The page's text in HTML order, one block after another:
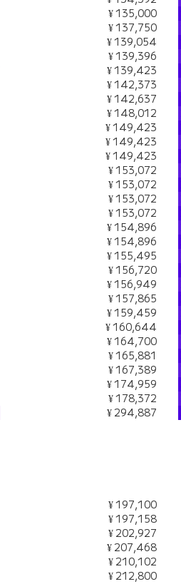
¥ 135,000
¥ 137,750
¥ 139,054
¥ 139,396
¥ 139,423
¥ 142,373
¥ 142,637
¥ 148,012
¥ 149,423
¥ 149,423
¥ 149,423
¥ 153,072
¥ 153,072
¥ 153,072
¥ 153,072
¥ 154,896
¥ 154,896
¥ 155,495
¥ 156,720
¥ 156,949
¥ 157,865
¥ 159,459
¥ 160,644
¥ 164,700
¥ 165,881
¥ 167,389
¥ 174,959
¥ 178,372
¥ 294,887
¥ 197,100
¥ 197,158
¥ 202,927
¥ 207,468
¥ 210,102
¥ 212,800